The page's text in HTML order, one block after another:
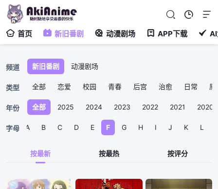
首页 新旧番剧 动漫剧场 APP下载
频道 新旧番剧 动漫剧场
类型 全部 恋爱 校园 青春 后宫 治愈 日常 原
年份 全部 2025 2024 2023 2022 2021 2020
字母
全部 A B C D E F G H I J K L
按最新 按最热 按评分